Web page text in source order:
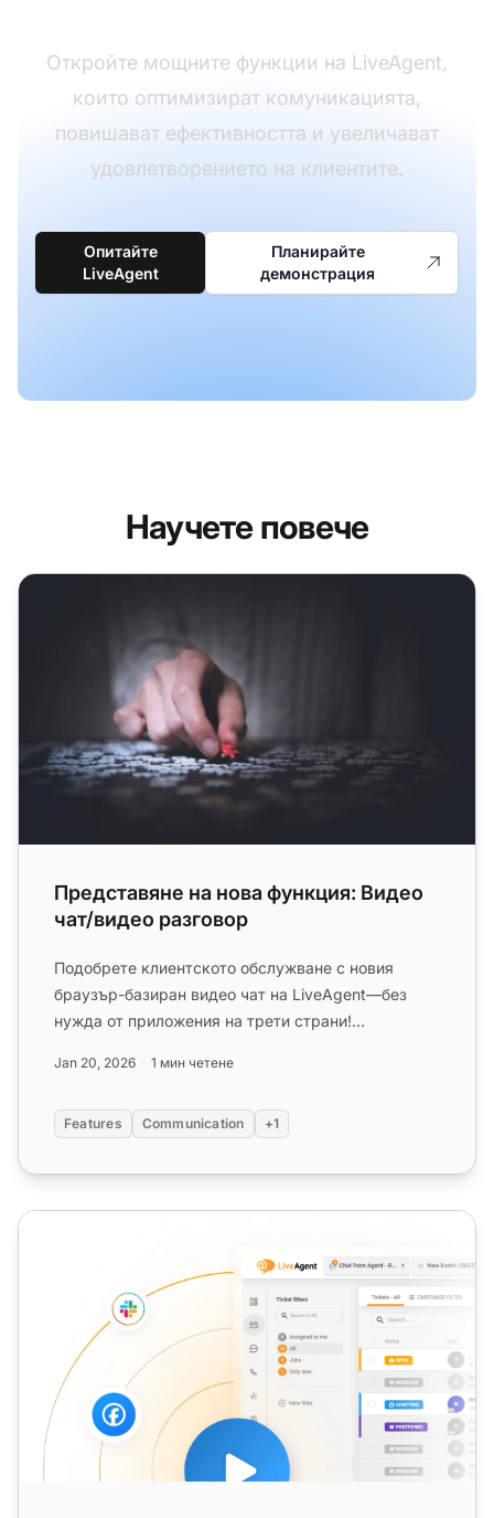
Откройте мощните функции на LiveAgent,
които оптимизират комуникацията,
повишават ефективността и увеличават
удовлетворението на клиентите.
Опитайте
LiveAgent
Планирайте
демонстрация
Научете повече
Представяне на нова функция: Видео чат/видео
Представяне на нова функция: Видео
чат/видео разговор
Подобрете клиентското обслужване с новия
браузър-базиран видео чат на LiveAgent—без
нужда от приложения на трети страни!
Jan 20, 2026 1 мин четене
Features Communication +1
Видео Live Chat